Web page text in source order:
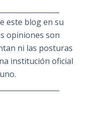
este blog en su
opiniones son
ni las posturas
institución oficial